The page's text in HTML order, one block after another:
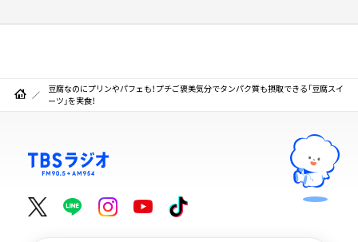
豆腐なのにプリンやパフェも！プチご褒美気分でタンパク質も摂取できる「豆腐スイ
ーツ」を実食！